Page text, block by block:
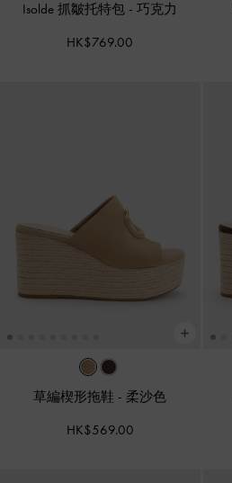
Isolde 抓皺托特包 -巧克力
HK$769.00
草編楔形拖鞋 - 柔沙色
HK$569.00